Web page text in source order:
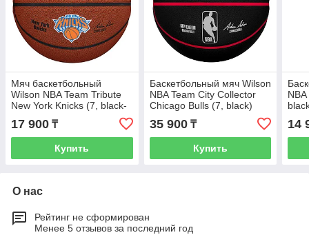
Мяч баскетбольный
Wilson NBA Team Tribute
New York Knicks (7, black-
17 900 ₸
Купить
Баскетбольный мяч Wilson
NBA Team City Collector
Chicago Bulls (7, black)
35 900₸
Купить
14
О нас
Рейтинг не сформирован
Менее 5 отзывов за последний год